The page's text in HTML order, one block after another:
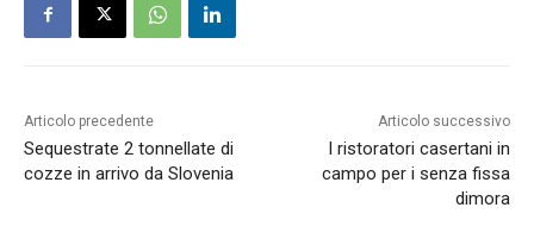
Articolo precedente
Sequestrate 2 tonnellate di
cozze in arrivo da Slovenia
Articolo successivo
I ristoratori casertani in
campo per i senza fissa
dimora